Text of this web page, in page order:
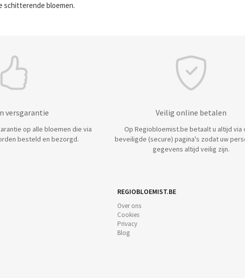
schitterende bloemen.
versgarantie
op alle bloemen die via
besteld en bezorgd.
Veilig online betalen
Op Regiobloemist.be betaalt u altijd via
beveiligde (secure) pagina's zodat uw
gegevens altijd veilig zijn.
REGIOBLOEMIST.BE
Over ons
Cookies
Privacy
Blog